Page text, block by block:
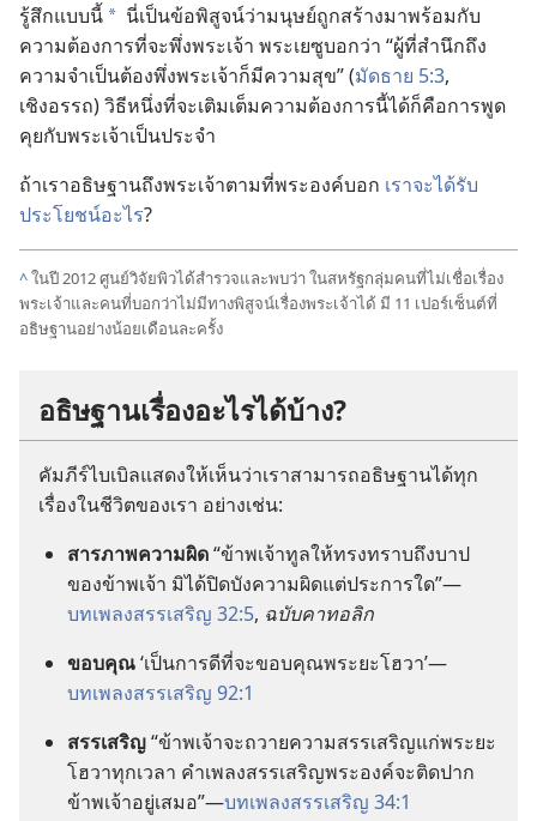
รู้สึกแบบนี้ * นี่เป็นข้อพิสูจน์ว่ามนุษย์ถูกสร้างมาพร้อมกับ
ความต้องการที่จะพึ่งพระเจ้า พระเยซูบอกว่า “ผู้ที่สำนึกถึง
ความจำเป็นต้องพึ่งพระเจ้าก็มีความสุข” (มัดธาย 5:3,
เชิงอรรถ) วิธีหนึ่งที่จะเติมเต็มความต้องการนี้ได้ก็คือการพูด
คุยกับพระเจ้าเป็นประจำ
ถ้าเราอธิษฐานถึงพระเจ้าตามที่พระองค์บอก เราจะได้รับ
ประโยชน์อะไร?
^ในปี 2012 ศูนย์วิจัยพิวได้สำรวจและพบว่า ในสหรัฐกลุ่มคนที่ไม่เชื่อเรื่อง
พระเจ้าและคนที่บอกว่าไม่มีทางพิสูจน์เรื่องพระเจ้าได้ มี 11 เปอร์เซ็นต์ที่
อธิษฐานอย่างน้อยเดือนละครั้ง
อธิษฐานเรื่องอะไรได้บ้าง?
คัมภีร์ไบเบิลแสดงให้เห็นว่าเราสามารถอธิษฐานได้ทุก
เรื่องในชีวิตของเรา อย่างเช่น:
สารภาพความผิด“ข้าพเจ้าทูลให้ทรงทราบถึงบาป
ของข้าพเจ้า มิได้ปิดบังความผิดแต่ประการใด”—
บทเพลงสรรเสริญ 32:5, ฉบับคาทอลิก
ขอบคุณ‘เป็นการดีที่จะขอบคุณพระยะโฮวา’—
บทเพลงสรรเสริญ 92:1
สรรเสริญ“ข้าพเจ้าจะถวายความสรรเสริญแก่พระยะ
โฮวาทุกเวลา คำเพลงสรรเสริญพระองค์จะติดปาก
ข้าพเจ้าอยู่เสมอ”—บทเพลงสรรเสริญ 34:1